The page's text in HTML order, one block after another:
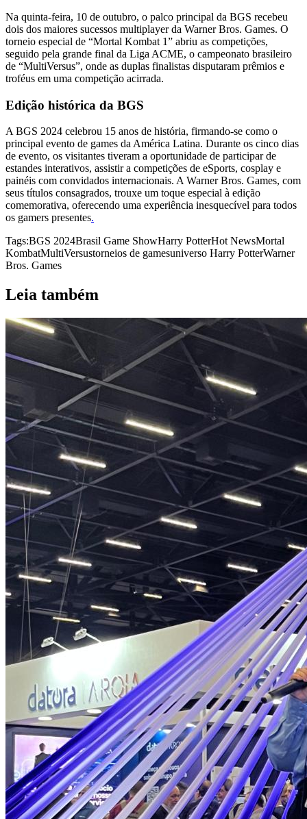
Na quinta-feira, 10 de outubro, o palco principal da BGS recebeu
dois dos maiores sucessos multiplayer da Warner Bros. Games. O
torneio especial de “Mortal Kombat 1” abriu as competições,
seguido pela grande final da Liga ACME, o campeonato brasileiro
de “MultiVersus”, onde as duplas finalistas disputaram prêmios e
troféus em uma competição acirrada.
Edição histórica da BGS
A BGS 2024 celebrou 15 anos de história, firmando-se como o
principal evento de games da América Latina. Durante os cinco dias
de evento, os visitantes tiveram a oportunidade de participar de
estandes interativos, assistir a competições de eSports, cosplay e
painéis com convidados internacionais. A Warner Bros. Games, com
seus títulos consagrados, trouxe um toque especial à edição
comemorativa, oferecendo uma experiência inesquecível para todos
os gamers presentes.
Tags:BGS 2024Brasil Game ShowHarry PotterHot NewsMortal
KombatMultiVersustorneios de gamesuniverso Harry PotterWarner
Bros. Games
Leia também